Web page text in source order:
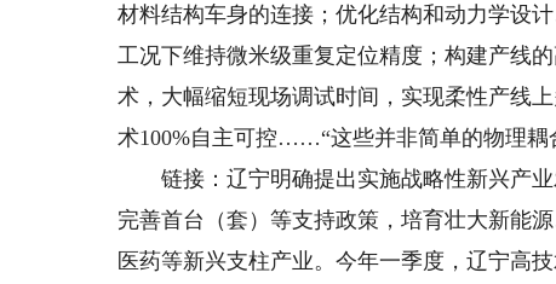
材料结构车身的连接；优化结构和动力学设
工况下维持微米级重复定位精度；构建产线
术，大幅缩短现场调试时间，实现柔性产线
术100%自主可控……“这些并非简单的物理耦
链接：辽宁明确提出实施战略性新兴产业
完善首台（套）等支持政策，培育壮大新能
医药等新兴支柱产业。今年一季度，辽宁高